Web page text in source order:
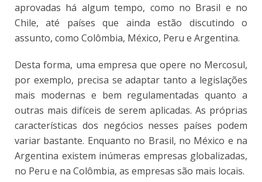
aprovadas há algum tempo, como no Brasil e no
Chile, até países que ainda estão discutindo o
assunto, como Colômbia, México, Peru e Argentina.
Desta forma, uma empresa que opere no Mercosul,
por exemplo, precisa se adaptar tanto a legislações
mais modernas e bem regulamentadas quanto a
outras mais difíceis de serem aplicadas. As próprias
características dos negócios nesses países podem
variar bastante. Enquanto no Brasil, no México e na
Argentina existem inúmeras empresas globalizadas,
no Peru e na Colômbia, as empresas são mais locais.